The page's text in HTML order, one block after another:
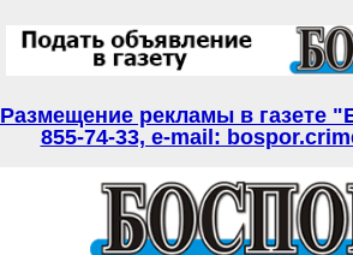
Размещение рекламы в газете
855-74-33, e-mail: